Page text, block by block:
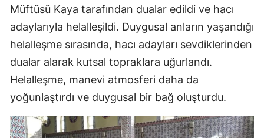
Müftüsü Kaya tarafından dualar edildi ve hacı
adaylarıyla helalleşildi. Duygusal anların yaşandığı
helalleşme sırasında, hacı adayları sevdiklerinden
dualar alarak kutsal topraklara uğurlandı.
Helalleşme, manevi atmosferi daha da
yoğunlaştırdı ve duygusal bir bağ oluşturdu.